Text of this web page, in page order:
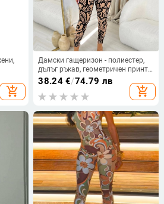
add_shopping_cart
Дамски гащеризон - полиестер,
дълъг ръкав, геометричен принт,
талия средна, тесен силует
38.24€/74.79 лв
add_shopping_cart